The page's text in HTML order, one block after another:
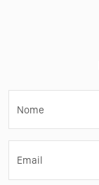
Nome
Email